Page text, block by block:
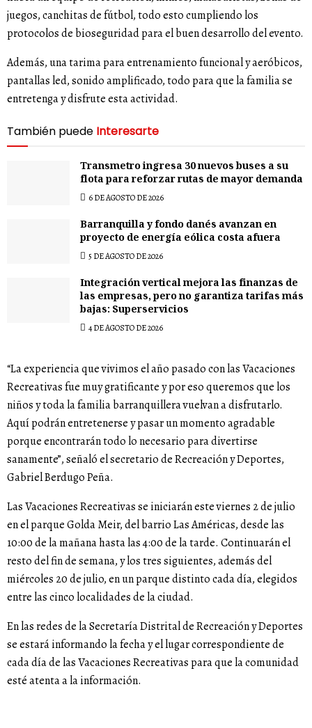
juegos, canchitas de fútbol, todo esto cumpliendo los
protocolos de bioseguridad para el buen desarrollo del evento.
Además, una tarima para entrenamiento funcional y aeróbicos,
pantallas led, sonido amplificado, todo para que la familia se
entretenga y disfrute esta actividad.
También puede Interesarte
Transmetro ingresa 30 nuevos buses a su
flota para reforzar rutas de mayor demanda
6 DE AGOSTO DE 2026
Barranquilla y fondo danés avanzan en
proyecto de energía eólica costa afuera
5 DE AGOSTO DE 2026
Integración vertical mejora las finanzas de
las empresas, pero no garantiza tarifas más
bajas: Superservicios
4 DE AGOSTO DE 2026
“La experiencia que vivimos el año pasado con las Vacaciones
Recreativas fue muy gratificante y por eso queremos que los
niños y toda la familia barranquillera vuelvan a disfrutarlo.
Aquí podrán entretenerse y pasar un momento agradable
porque encontrarán todo lo necesario para divertirse
sanamente”, señaló el secretario de Recreación y Deportes,
Gabriel Berdugo Peña.
Las Vacaciones Recreativas se iniciarán este viernes 2 de julio
en el parque Golda Meir, del barrio Las Américas, desde las
10:00 de la mañana hasta las 4:00 de la tarde. Continuarán el
resto del fin de semana, y los tres siguientes, además del
miércoles 20 de julio, en un parque distinto cada día, elegidos
entre las cinco localidades de la ciudad.
En las redes de la Secretaría Distrital de Recreación y Deportes
se estará informando la fecha y el lugar correspondiente de
cada día de las Vacaciones Recreativas para que la comunidad
esté atenta a la información.